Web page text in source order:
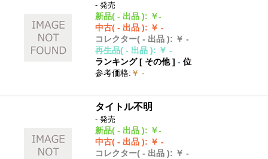
- 発売
新品( - 出品 ): ￥-
中古( - 出品 ): ￥ -
コレクター( - 出品 ): ￥ -
再生品( - 出品 ): ￥ -
ランキング [ その他]- 位
参考価格: ￥ -
タイトル不明
- 発売
新品( - 出品 ): ￥-
中古( - 出品 ): ￥ -
コレクター( - 出品 ): ￥ -